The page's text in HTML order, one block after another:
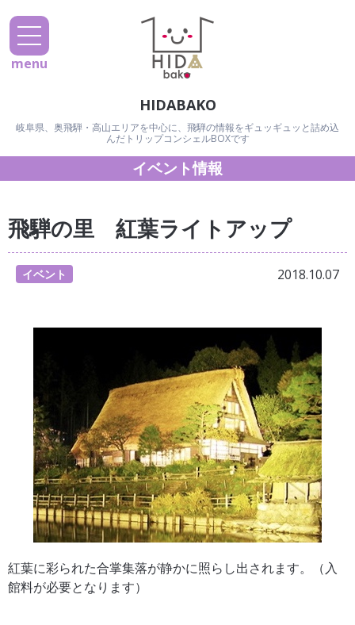
HIDABAKO
岐阜県、奥飛騨・高山エリアを中心に、飛騨の情報をギュッギュッと詰め込
んだトリップコンシェルBOXです
menu
イベント情報
飛騨の里 紅葉ライトアップ
イベント 2018.10.07
紅葉に彩られた合掌集落が静かに照らし出されます。（入
館料が必要となります）